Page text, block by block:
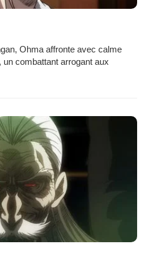
Ohma affronte avec calme
un combattant arrogant aux